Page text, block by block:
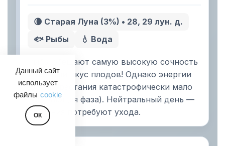
Данный сайт
использует
файлы cookie
ОК
🌘 Старая Луна (3%) • 28, 29 лун. д.
🐟 Рыбы
💧 Вода
Рыбы обещают самую высокую сочность
и нежный вкус плодов! Однако энергии
для прорастания катастрофически мало
(убывающая фаза). Нейтральный день —
растения потребуют ухода.